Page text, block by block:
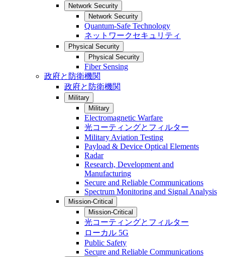
Network Security
Network Security
Quantum-Safe Technology
ネットワークセキュリティ
Physical Security
Physical Security
Fiber Sensing
政府と防衛機関
政府と防衛機関
Military
Military
Electromagnetic Warfare
光コーティングとフィルター
Military Aviation Testing
Payload & Device Optical Elements
Radar
Research, Development and
Manufacturing
Secure and Reliable Communications
Spectrum Monitoring and Signal Analysis
Mission-Critical
Mission-Critical
光コーティングとフィルター
ローカル 5G
Public Safety
Secure and Reliable Communications